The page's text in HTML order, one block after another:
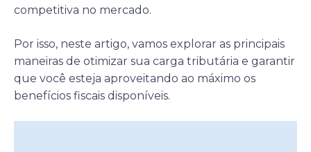
competitiva no mercado.
Por isso, neste artigo, vamos explorar as principais
maneiras de otimizar sua carga tributária e garantir
que você esteja aproveitando ao máximo os
benefícios fiscais disponíveis.